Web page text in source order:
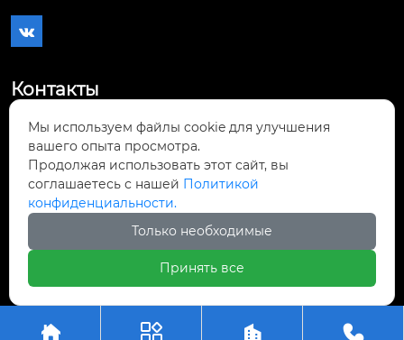

Контакты

Город Аньян, район Иньду, средний участок
проспекта Аньган, внешняя сторона
восточной стены перерабатывающего
завода предприятия-партнёра Аньган
+86-400-172-1514
Авторское право©ООО Аньян Тэнжуй
   
Мы используем файлы cookie для улучшения
вашего опыта просмотра.
Продолжая использовать этот сайт, вы
соглашаетесь с нашей Политикой
конфиденциальности.
Только необходимые
Принять все